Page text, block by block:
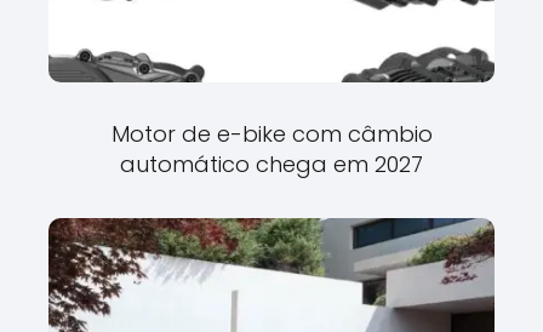
Motor de e-bike com câmbio
automático chega em 2027